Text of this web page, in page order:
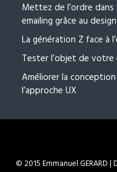
Mettez de l’ordre
emailing grâce au
La génération Z face à
Tester l’objet de votre
Améliorer la
l’approche UX
© 2015 Emmanuel GERARD